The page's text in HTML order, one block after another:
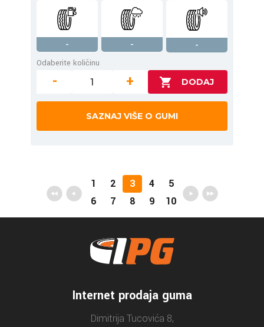
- -
-
Odaberite količinu
- +
SAZNAJ VIŠE O GUMI
1 2 3 4
5
6
7 8 9 10
Internet prodaja guma
Dimitrija Tucovića 8,